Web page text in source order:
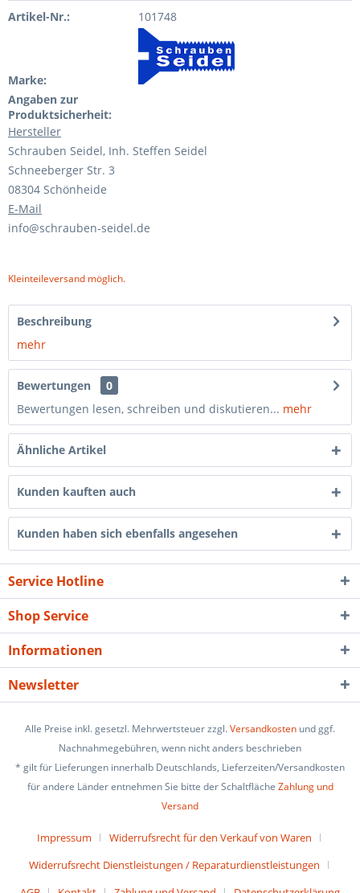
Artikel-Nr.: 101748
Marke:
Angaben zur
Produktsicherheit:
Hersteller
Schrauben Seidel, Inh. Steffen Seidel
Schneeberger Str. 3
08304 Schönheide
E-Mail
info@schrauben-seidel.de
Kleinteileversand möglich.
Beschreibung
mehr
Bewertungen
0
Bewertungen lesen, schreiben und diskutieren... mehr
Ähnliche Artikel
Kunden kauften auch
Kunden haben sich ebenfalls angesehen
Service Hotline
Shop Service
Informationen
Newsletter
Alle Preise inkl. gesetzl. Mehrwertsteuer zzgl.Versandkosten und ggf.
Nachnahmegebühren, wenn nicht anders beschrieben
* gilt für Lieferungen innerhalb Deutschlands, Lieferzeiten/Versandkosten
für andere Länder entnehmen Sie bitte der Schaltfläche Zahlung und
Versand
Impressum
Widerrufsrecht für den Verkauf von Waren
Widerrufsrecht Dienstleistungen / Reparaturdienstleistungen